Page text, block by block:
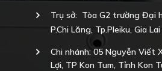
Trụ sở: Tòa G2 trường Đại
P.Chi Lăng, Tp.Pleiku, Gia
Chi nhánh: 05 Nguyễn Viết
Lợi, TP Kon Tum, Tỉnh Kon